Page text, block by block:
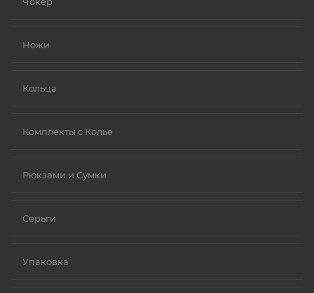
Ножи
Кольца
Комплекты с Колье
Рюкзами и Сумки
Серьги
Упаковка